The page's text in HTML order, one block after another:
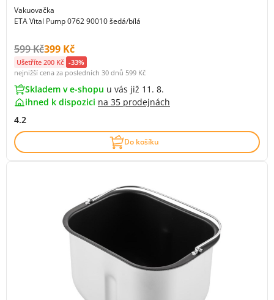
Vakuovačka
ETA Vital Pump 0762 90010 šedá/bílá
Původní cena s DPH:
599 KčCena s DPH:
399 Kč
Ušetříte 200 Kč -33%
nejnižší cena za posledních 30 dnů 599 Kč
Skladem v e-shopu u vás již 11. 8.
ihned k dispozici na 35 prodejnách
4.2
Do košíku